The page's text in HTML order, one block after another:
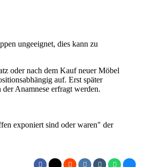
ungeeignet, dies kann zu
oder nach dem Kauf neuer Möbel
auf. Erst später
Anamnese erfragt werden.
exponiert sind oder waren" der